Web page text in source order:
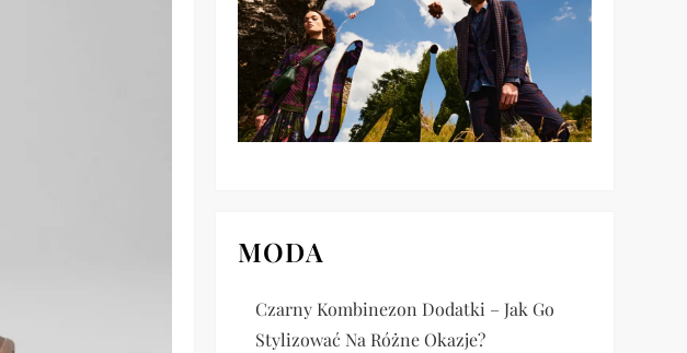
MODA
Czarny Kombinezon Dodatki – Jak Go
Stylizować Na Różne Okazje?